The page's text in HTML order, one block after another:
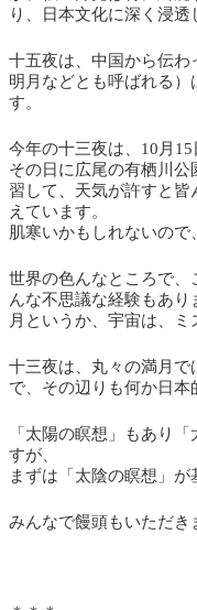
り、日本文化に深く浸透
十五夜は、中国から伝わ
明月などとも呼ばれる
す。
今年の十三夜は、10月15
その日に広尾の有栖川
習して、天気が許すと
えています。
肌寒いかもしれないので
世界の色んなところで
んな不思議な経験もあり
月というか、宇宙は、ミ
十三夜は、丸々の満月で
で、その辺りも何か日本
「太陽の瞑想」もあり
すが、
まずは「太陰の瞑想」が
みんなで饅頭もいただき